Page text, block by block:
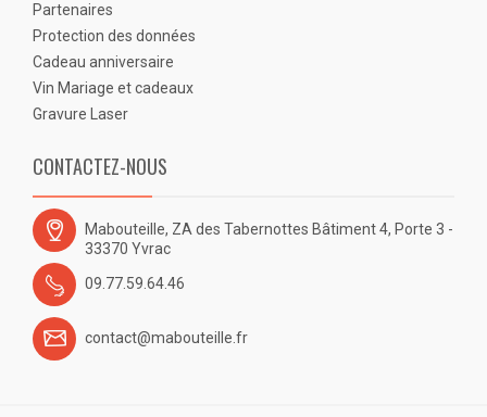
Partenaires
Protection des données
Cadeau anniversaire
Vin Mariage et cadeaux
Gravure Laser
CONTACTEZ-NOUS
Mabouteille, ZA des Tabernottes Bâtiment 4, Porte 3 -
33370 Yvrac
09.77.59.64.46
contact@mabouteille.fr